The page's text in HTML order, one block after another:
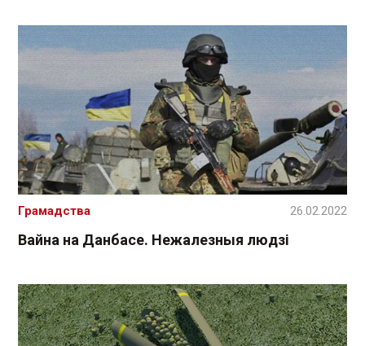
Вайна на Данбасе. Нежалезныя людзі
Грамадства 26.02.2022